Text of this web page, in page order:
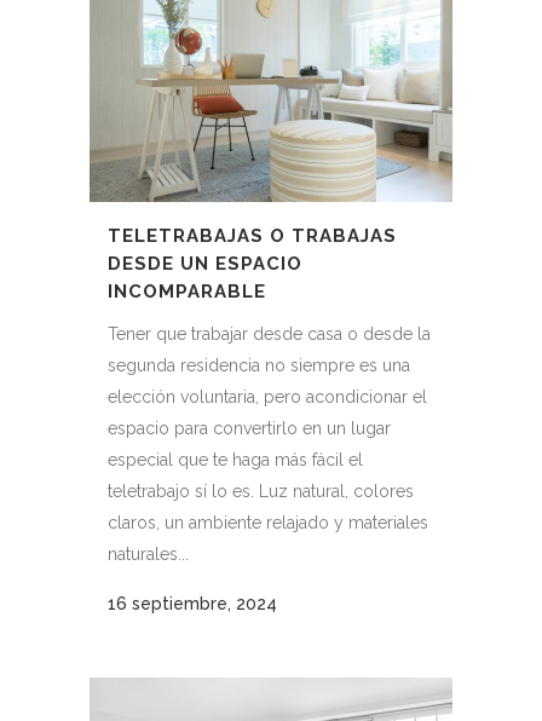
TELETRABAJAS O TRABAJAS
DESDE UN ESPACIO
INCOMPARABLE
Tener que trabajar desde casa o desde la
segunda residencia no siempre es una
elección voluntaria, pero acondicionar el
espacio para convertirlo en un lugar
especial que te haga más fácil el
teletrabajo sí lo es. Luz natural, colores
claros, un ambiente relajado y materiales
naturales...
16 septiembre, 2024